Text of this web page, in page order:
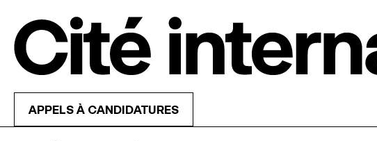
APPELS À CANDIDATURES